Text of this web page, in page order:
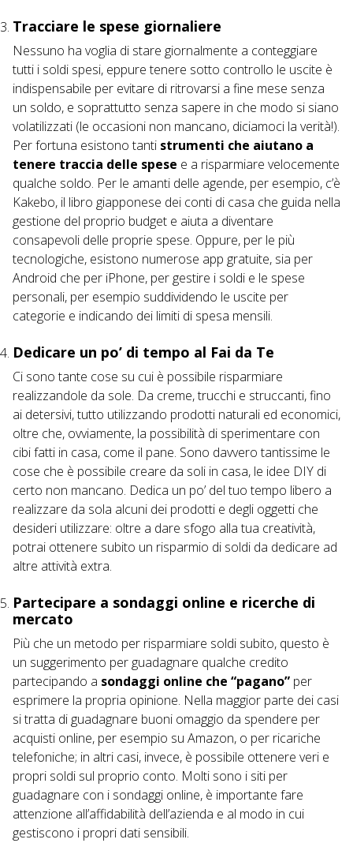
Tracciare le spese giornaliere
Nessuno ha voglia di stare giornalmente a conteggiare
tutti i soldi spesi, eppure tenere sotto controllo le uscite è
indispensabile per evitare di ritrovarsi a fine mese senza
un soldo, e soprattutto senza sapere in che modo si siano
volatilizzati (le occasioni non mancano, diciamoci la verità!).
Per fortuna esistono tanti strumenti che aiutano a
tenere traccia delle spese e a risparmiare velocemente
qualche soldo. Per le amanti delle agende, per esempio, c’è
Kakebo, il libro giapponese dei conti di casa che guida nella
gestione del proprio budget e aiuta a diventare
consapevoli delle proprie spese. Oppure, per le più
tecnologiche, esistono numerose app gratuite, sia per
Android che per iPhone, per gestire i soldi e le spese
personali, per esempio suddividendo le uscite per
categorie e indicando dei limiti di spesa mensili.
Dedicare un po’ di tempo al Fai da Te
Ci sono tante cose su cui è possibile risparmiare
realizzandole da sole. Da creme, trucchi e struccanti, fino
ai detersivi, tutto utilizzando prodotti naturali ed economici,
oltre che, ovviamente, la possibilità di sperimentare con
cibi fatti in casa, come il pane. Sono davvero tantissime le
cose che è possibile creare da soli in casa, le idee DIY di
certo non mancano. Dedica un po’ del tuo tempo libero a
realizzare da sola alcuni dei prodotti e degli oggetti che
desideri utilizzare: oltre a dare sfogo alla tua creatività,
potrai ottenere subito un risparmio di soldi da dedicare ad
altre attività extra.
Partecipare a sondaggi online e ricerche di
mercato
Più che un metodo per risparmiare soldi subito, questo è
un suggerimento per guadagnare qualche credito
partecipando a sondaggi online che “pagano” per
esprimere la propria opinione. Nella maggior parte dei casi
si tratta di guadagnare buoni omaggio da spendere per
acquisti online, per esempio su Amazon, o per ricariche
telefoniche; in altri casi, invece, è possibile ottenere veri e
propri soldi sul proprio conto. Molti sono i siti per
guadagnare con i sondaggi online, è importante fare
attenzione all’affidabilità dell’azienda e al modo in cui
gestiscono i propri dati sensibili.